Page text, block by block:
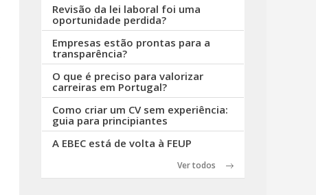
Revisão da lei laboral foi uma
oportunidade perdida?
Empresas estão prontas para a
transparência?
O que é preciso para valorizar
carreiras em Portugal?
Como criar um CV sem experiência:
guia para principiantes
A EBEC está de volta à FEUP
Ver todos